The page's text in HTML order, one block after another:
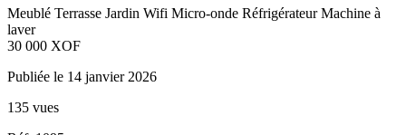
Meublé Terrasse Jardin Wifi Micro-onde RéfrigérateurMachine à
laver
30 000 XOF
Publiée le 14 janvier 2026
135 vues